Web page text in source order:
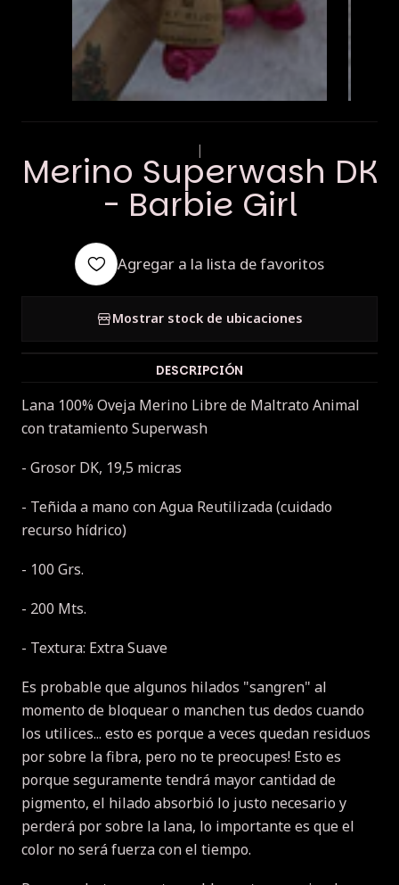
|
Merino Superwash DK
- Barbie Girl
Agregar a la lista de favoritos
Mostrar stock de ubicaciones
DESCRIPCIÓN
Lana 100% Oveja Merino Libre de Maltrato Animal
con tratamiento Superwash
- Grosor DK, 19,5 micras
- Teñida a mano con Agua Reutilizada (cuidado
recurso hídrico)
- 100 Grs.
- 200 Mts.
- Textura: Extra Suave
Es probable que algunos hilados "sangren" al
momento de bloquear o manchen tus dedos cuando
los utilices... esto es porque a veces quedan residuos
por sobre la fibra, pero no te preocupes! Esto es
porque seguramente tendrá mayor cantidad de
pigmento, el hilado absorbió lo justo necesario y
perderá por sobre la lana, lo importante es que el
color no será fuerza con el tiempo.